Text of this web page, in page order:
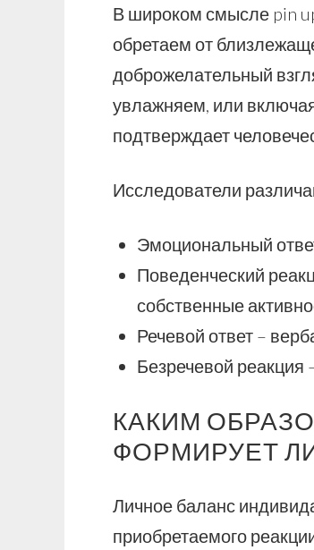
В широком смысле pin
обретаем от
доброжелательный
увлажняем, или
подтверждает
Исследователи
Эмоциональный
Поведенческий
собственные
Речевой ответ –
Безречевой
КАКИМ
ФОРМИРУЕТ
Личное баланс
приобретаемого